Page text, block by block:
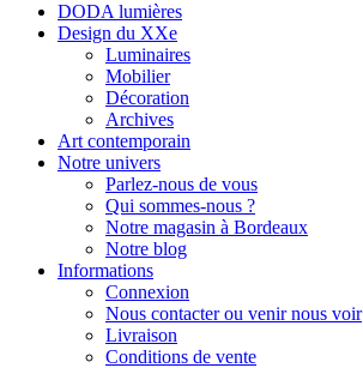
DODA lumières
Design du XXe
Luminaires
Mobilier
Décoration
Archives
Art contemporain
Notre univers
Parlez-nous de vous
Qui sommes-nous ?
Notre magasin à Bordeaux
Notre blog
Informations
Connexion
Nous contacter ou venir nous voir
Livraison
Conditions de vente